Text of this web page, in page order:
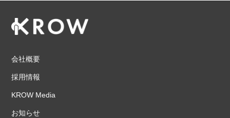
会社概要
採用情報
KROW Media
お知らせ